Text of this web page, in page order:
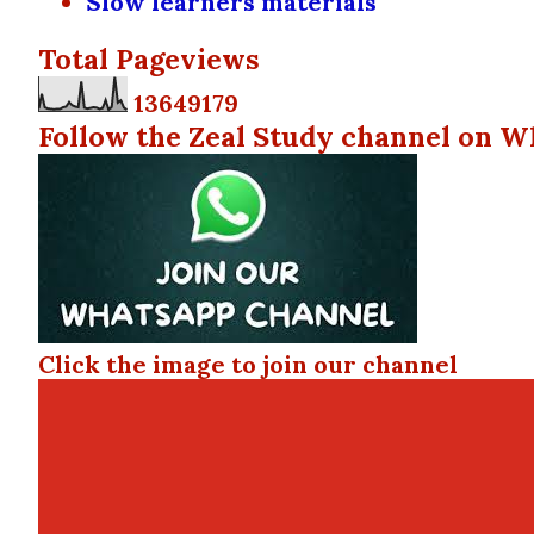
Total Pageviews
13649179
Follow the Zeal Study channel on
Click the image to join our channel